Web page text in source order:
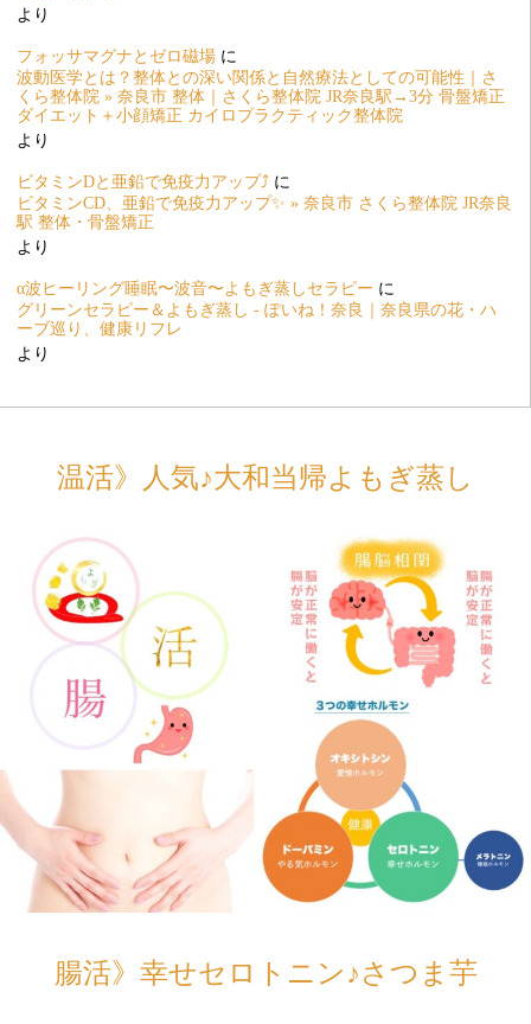
より
フォッサマグナとゼロ磁場 に
波動医学とは？整体との深い関係と自然療法としての可能性｜さ
くら整体院 » 奈良市 整体｜さくら整体院 JR奈良駅→3分 骨盤矯正
ダイエット＋小顔矯正 カイロプラクティック整体院
より
ビタミンDと亜鉛で免疫力アップ⤴️ に
ビタミンCD、亜鉛で免疫力アップ✨ » 奈良市 さくら整体院 JR奈良
駅 整体・骨盤矯正
より
α波ヒーリング睡眠〜波音〜よもぎ蒸しセラピー に
グリーンセラピー＆よもぎ蒸し - ぽいね！奈良｜奈良県の花・ハ
ーブ巡り、健康リフレ
より
温活》人気♪大和当帰よもぎ蒸し
腸活》幸せセロトニン♪さつま芋